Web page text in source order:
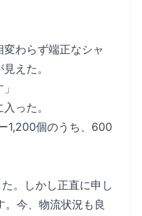
わらず端正なシャ
えた。
った。
1,200個のうち、600
た。しかし正直に申し
今、物流状況も良